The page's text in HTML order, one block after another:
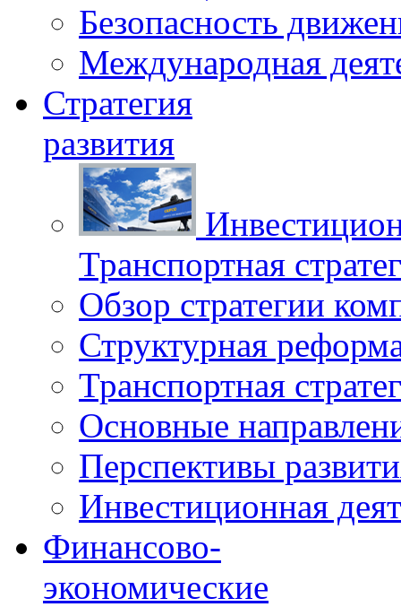
Безопасность
Международная
Стратегия
развития
Транспортная
Обзор стратегии
Структурная
Транспортная
Основные
Перспективы
Инвестиционная
Финансово-
экономические